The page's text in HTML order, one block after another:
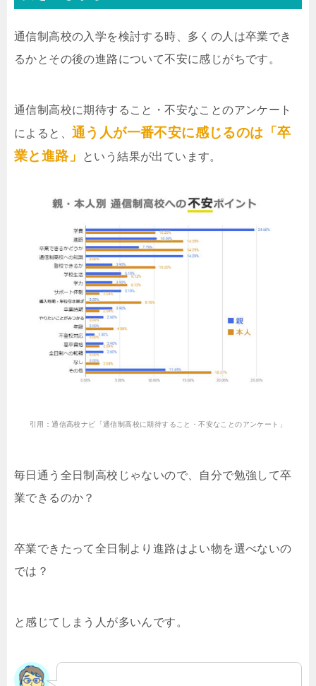
通信制高校の入学を検討する時、多くの人は卒業でき
るかとその後の進路について不安に感じがちです。
通信制高校に期待すること・不安なことのアンケート
によると、 通う人が一番不安に感じるのは「卒
業と進路」
という結果が出ています。
引用：通信高校ナビ「通信制高校に期待すること・不安なことのアンケート」
毎日通う全日制高校じゃないので、自分で勉強して卒
業できるのか？
卒業できたって全日制より進路はよい物を選べないの
では？
と感じてしまう人が多いんです。